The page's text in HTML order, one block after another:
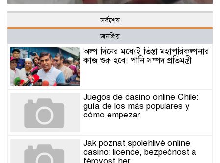
সর্বশেষ
জনপ্রিয়
অল্প দিনের মধ্যেই তিস্তা মহাপরিকল্পনার
কাজ শুরু হবে: পানি সম্পদ প্রতিমন্ত্রী
Juegos de casino online Chile:
guía de los más populares y
cómo empezar
Jak poznat spolehlivé online
casino: licence, bezpečnost a
férovost her